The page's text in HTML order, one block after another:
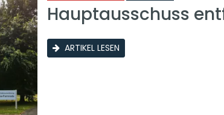
Hauptausschuss
ARTIKEL LESEN